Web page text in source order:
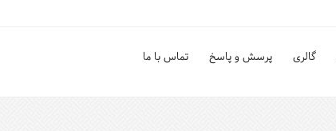
گالری پرسش و پاسخ تماس با ما